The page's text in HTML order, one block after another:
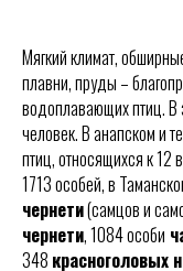
Мягкий климат,
плавни, пруды –
водоплавающих птиц. В
человек. В анапском и
птиц, относящихся к
1713 особей, в
чернети(самцов и
чернети, 1084 особи
348 красноголовых